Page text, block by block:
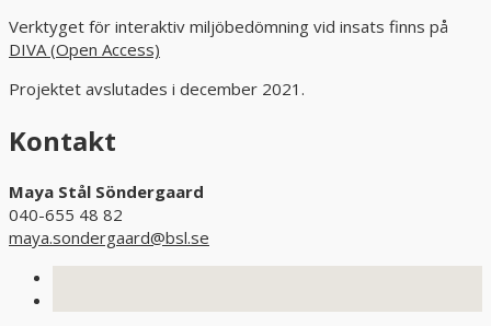
Verktyget för interaktiv miljöbedömning vid insats finns på
DIVA (Open Access)
Projektet avslutades i december 2021.
Kontakt
Maya Stål Söndergaard
040-655 48 82
maya.sondergaard@bsl.se